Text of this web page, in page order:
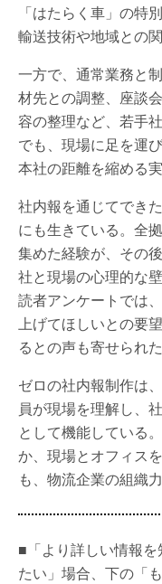
「はたらく車」の特
輸送技術や地域との
一方で、通常業務と
材先との調整、座談
容の整理など、若手
でも、現場に足を運
本社の距離を縮める
社内報を通じてでき
にも生きている。全
集めた経験が、その
社と現場の心理的な
読者アンケートでは
上げてほしいとの要
るとの声も寄せられた
ゼロの社内報制作は
員が現場を理解し、
として機能している
か、現場とオフィス
も、物流企業の組織
■「より詳しい情報
たい」場合、下の「